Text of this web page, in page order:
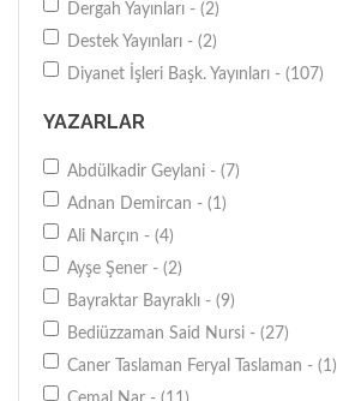
Dergah Yayınları - (2)
Destek Yayınları - (2)
Diyanet İşleri Başk. Yayınları - (107)
Erkam Yayınları - (40)
Fazilet Neşriyat - (2)
Fecr Yayınevi - (21)
Gelenek Yayıncılık - (28)
Hayat Yayınları - (3)
Hüner Yayınevi - (2)
İFAV Yayınları - (19)
YAZARLAR
Abdülkadir Geylani - (7)
Adnan Demircan - (1)
Ali Narçın - (4)
Ayşe Şener - (2)
Bayraktar Bayraklı - (9)
Bediüzzaman Said Nursi - (27)
Caner Taslaman Feryal Taslaman - (1)